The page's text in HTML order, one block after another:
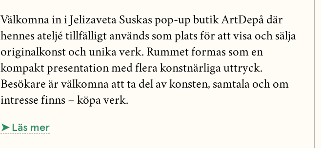
Välkomna in i Jelizaveta Suskas pop-up butik ArtDepå där
hennes ateljé tillfälligt används som plats för att visa och sälja
originalkonst och unika verk. Rummet formas som en
kompakt presentation med flera konstnärliga uttryck.
Besökare är välkomna att ta del av konsten, samtala och om
intresse finns – köpa verk.
➤ Läs mer